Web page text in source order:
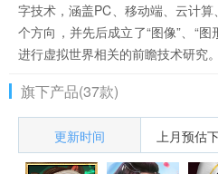
字技术，涵盖PC、移动端、云计
个方向，并先后成立了“图像”、“图
进行虚拟世界相关的前瞻技术研究。
旗下产品(37款)
更新时间 上月预估